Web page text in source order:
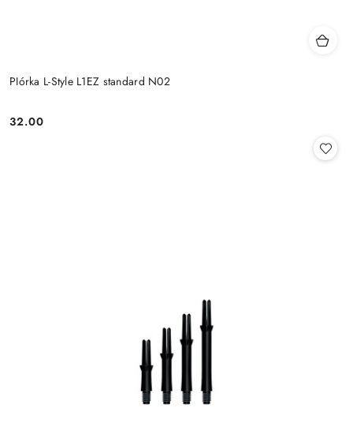
PIórka L-Style L1EZ standard N02
Cena:
32.00